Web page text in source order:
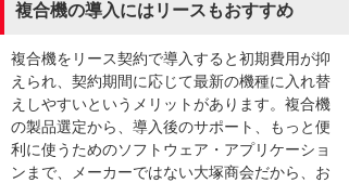
複合機の導入にはリースもおすすめ
複合機をリース契約で導入すると初期費用が抑
えられ、契約期間に応じて最新の機種に入れ替
えしやすいというメリットがあります。複合機
の製品選定から、導入後のサポート、もっと便
利に使うためのソフトウェア・アプリケーショ
ンまで、メーカーではない大塚商会だから、お